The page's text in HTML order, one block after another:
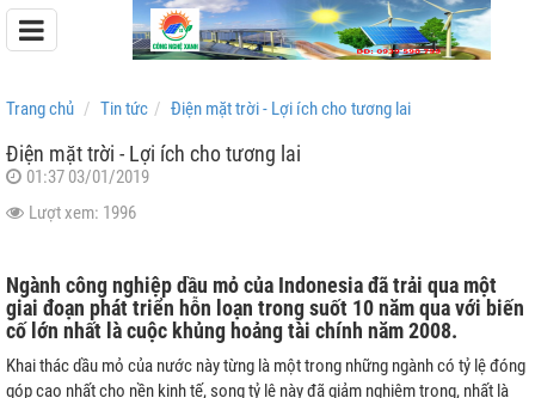
Pin Lưu Trữ Easyway
Trang chủ Tin tức Điện mặt trời - Lợi ích cho tương lai
Điện mặt trời - Lợi ích cho tương lai
01:37 03/01/2019
Lượt xem: 1996
Ngành công nghiệp dầu mỏ của Indonesia đã trải qua một
giai đoạn phát triển hỗn loạn trong suốt 10 năm qua với biến
cố lớn nhất là cuộc khủng hoảng tài chính năm 2008.
Khai thác dầu mỏ của nước này từng là một trong những ngành có tỷ lệ đóng
góp cao nhất cho nền kinh tế, song tỷ lệ này đã giảm nghiêm trọng, nhất là